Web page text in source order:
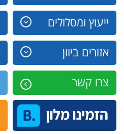
ייעוץ ומסלולים
אזורים ביוון
צרו קשר